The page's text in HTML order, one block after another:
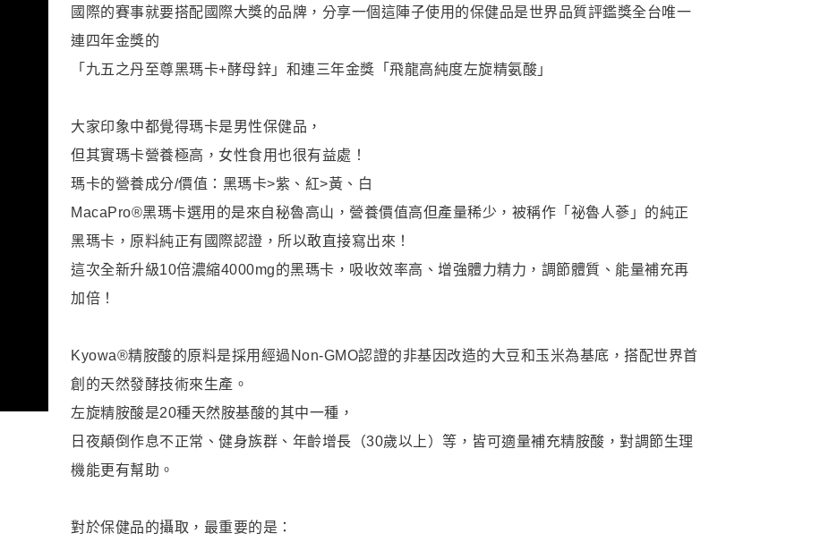
國際的賽事就要搭配國際大獎的品牌，分享一個這陣子使用的保健品是世界品質評鑑獎全台唯一
連四年金獎的
「九五之丹至尊黑瑪卡+酵母鋅」和連三年金獎「飛龍高純度左旋精氨酸」
大家印象中都覺得瑪卡是男性保健品，
但其實瑪卡營養極高，女性食用也很有益處！
瑪卡的營養成分/價值：黑瑪卡>紫、紅>黃、白
MacaPro®黑瑪卡選用的是來自秘魯高山，營養價值高但產量稀少，被稱作「祕魯人蔘」的純正
黑瑪卡，原料純正有國際認證，所以敢直接寫出來！
這次全新升級10倍濃縮4000mg的黑瑪卡，吸收效率高、增強體力精力，調節體質、能量補充再
加倍！
Kyowa®精胺酸的原料是採用經過Non-GMO認證的非基因改造的大豆和玉米為基底，搭配世界首
創的天然發酵技術來生產。
左旋精胺酸是20種天然胺基酸的其中一種，
日夜顛倒作息不正常、健身族群、年齡增長（30歲以上）等，皆可適量補充精胺酸，對調節生理
機能更有幫助。
對於保健品的攝取，最重要的是：